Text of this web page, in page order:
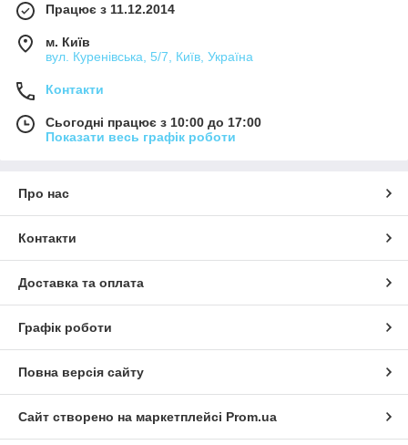
різноманітність в експлуатації;
Квадратні, прямокутні і круглі картини з
кераміки
прямоугольная и круглая формы, разнообразные размеры и
сюжетные линии изображений. Большую популярность
плиток, каждая из которых имеет свое изображение.
Благодаря высокой устойчивости к условиям окружающей
среды такое изделие можно повесить в ванной комнате или
Такие произведения искусства хорошо смотрятся в зале,
Працює з 11.12.2014
м. Київ
вул. Куренівська, 5/7, Київ, Україна
Контакти
Сьогодні працює з 10:00 до 17:00
Показати весь графік роботи
Про нас
Контакти
Доставка та оплата
Графік роботи
Повна версія сайту
Сайт створено на маркетплейсі Prom.ua